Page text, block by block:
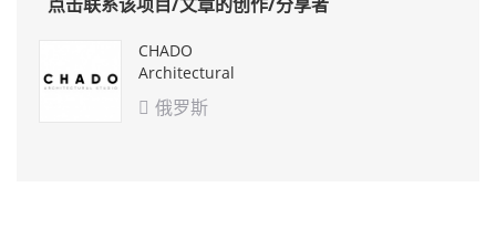
CHADO
Architectural
Studio
 俄罗斯